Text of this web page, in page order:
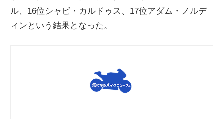
ル、16位シャビ・カルドゥス、17位アダム・ノルデ
ィンという結果となった。